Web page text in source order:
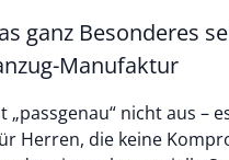
ganz Besonderes
Manufaktur
„passgenau“ nicht aus –
Herren, die keine